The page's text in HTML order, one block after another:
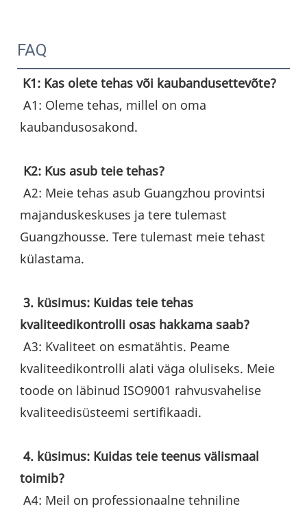
FAQ
K1: Kas olete tehas või kaubandusettevõte?
kaubandusosakond.
K2: Kus asub teie tehas?
majanduskeskuses ja tere tulemast
Guangzhousse. Tere tulemast meie tehast
külastama.
3. küsimus: Kuidas teie tehas
kvaliteedikontrolli osas hakkama saab?
kvaliteedikontrolli alati väga oluliseks. Meie
toode on läbinud ISO9001 rahvusvahelise
kvaliteedisüsteemi sertifikaadi.
4. küsimus: Kuidas teie teenus välismaal
toimib?